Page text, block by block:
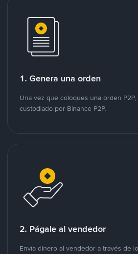
1. Genera una orden
Una vez que coloques una orden
custodiado por Binance P2P.
2. Págale al vendedor
Envía dinero al vendedor a través de